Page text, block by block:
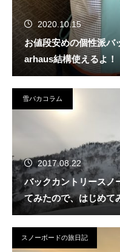
2020.10.15
お値段安めの個性派
arhaus結構使えるよ！
雪バカコラム
2017.08.22
バックカントリースノ
てみたので、はじめて
スノーボードの旅日記